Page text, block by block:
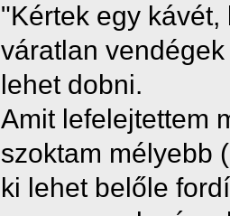
"Kértek egy
váratlan
lehet dobni.
Amit lefelejtettem
szoktam mélyebb
ki lehet belőle